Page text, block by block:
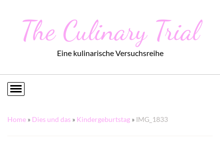
The Culinary Trial
Eine kulinarische Versuchsreihe
Home » Dies und das » Kindergeburtstag » IMG_1833